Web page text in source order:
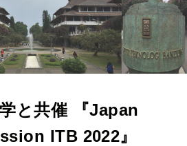
と共催 『Japan
ITB 2022』